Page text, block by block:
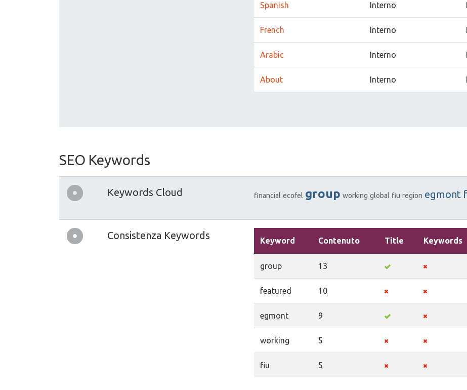
Spanish Interno
French Interno
Arabic Interno
About Interno
SEO Keywords
Keywords Cloud financial ecofel group working global fiu region egmont
Consistenza Keywords Keyword Contenuto Title Keywords
group 13
featured 10
egmont 9
working 5
fiu 5